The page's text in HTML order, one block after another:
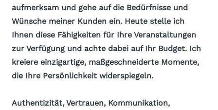
aufmerksam und gehe auf die Bedürfnisse und
Wünsche meiner Kunden ein. Heute stelle ich
Ihnen diese Fähigkeiten für Ihre Veranstaltungen
zur Verfügung und achte dabei auf Ihr Budget. Ich
kreiere einzigartige, maßgeschneiderte Momente,
die Ihre Persönlichkeit widerspiegeln.
Authentizität, Vertrauen, Kommunikation,